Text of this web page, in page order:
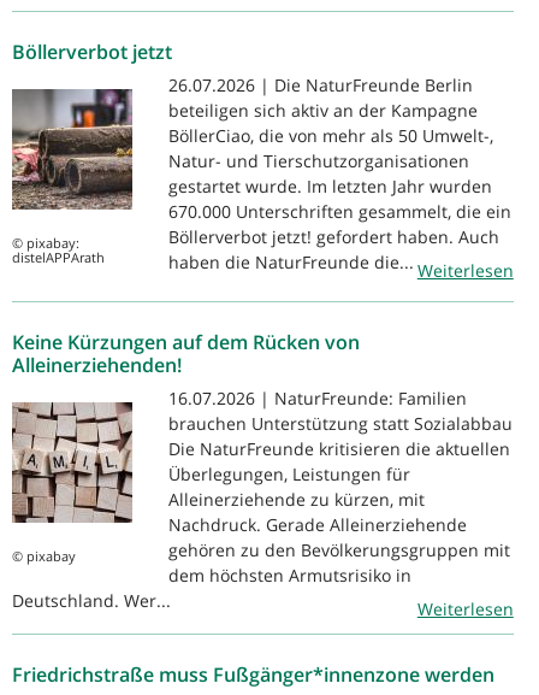
Böllerverbot jetzt
© pixabay:
distelAPPArath
26.07.2026 | Die NaturFreunde Berlin
beteiligen sich aktiv an der Kampagne
BöllerCiao, die von mehr als 50 Umwelt-,
Natur- und Tierschutzorganisationen
gestartet wurde. Im letzten Jahr wurden
670.000 Unterschriften gesammelt, die ein
Böllerverbot jetzt! gefordert haben. Auch
haben die NaturFreunde die... Weiterlesen
Keine Kürzungen auf dem Rücken von
Alleinerziehenden!
© pixabay
16.07.2026 | NaturFreunde: Familien
brauchen Unterstützung statt Sozialabbau
Die NaturFreunde kritisieren die aktuellen
Überlegungen, Leistungen für
Alleinerziehende zu kürzen, mit
Nachdruck. Gerade Alleinerziehende
gehören zu den Bevölkerungsgruppen mit
dem höchsten Armutsrisiko in
Deutschland. Wer...
Weiterlesen
Friedrichstraße muss Fußgänger*innenzone werden